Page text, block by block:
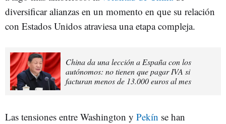
diversificar alianzas en un momento en que su relación
con Estados Unidos atraviesa una etapa compleja.
China da una lección a España con los
autónomos: no tienen que pagar IVA si
facturan menos de 13.000 euros al mes
Las tensiones entre Washington y Pekín se han